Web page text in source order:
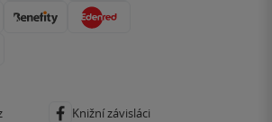
Knižní závisláci